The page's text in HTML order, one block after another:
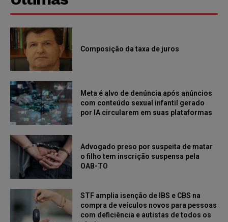
Composição da taxa de juros
Meta é alvo de denúncia após anúncios
com conteúdo sexual infantil gerado
por IA circularem em suas plataformas
Advogado preso por suspeita de matar
o filho tem inscrição suspensa pela
OAB-TO
STF amplia isenção de IBS e CBS na
compra de veículos novos para pessoas
com deficiência e autistas de todos os